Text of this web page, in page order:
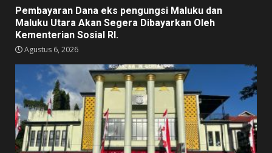
Pembayaran Dana eks pengungsi Maluku dan
Maluku Utara Akan Segera Dibayarkan Oleh
Kementerian Sosial RI.
Agustus 6, 2026